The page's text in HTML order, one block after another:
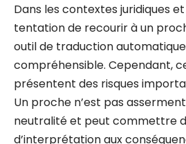
Dans les contextes juridiques
tentation de recourir à un
outil de traduction
compréhensible. Cependant,
présentent des risques
Un proche n’est pas
neutralité et peut commettre
d’interprétation aux